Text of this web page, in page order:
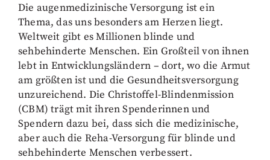
Die augenmedizinische Versorgung ist ein
Thema, das uns besonders am Herzen liegt.
Weltweit gibt es Millionen blinde und
sehbehinderte Menschen. Ein Großteil von ihnen
lebt in Entwicklungsländern – dort, wo die Armut
am größten ist und die Gesundheitsversorgung
unzureichend. Die Christoffel-Blindenmission
(CBM) trägt mit ihren Spenderinnen und
Spendern dazu bei, dass sich die medizinische,
aber auch die Reha-Versorgung für blinde und
sehbehinderte Menschen verbessert.